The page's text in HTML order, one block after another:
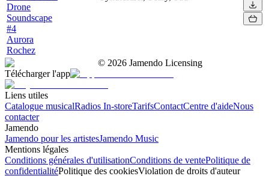
Drone
Soundscape
#4
Aurora
Rochez
© 2026 Jamendo Licensing
Télécharger l'app
Liens utiles
Catalogue musicalRadios In-storeTarifsContactCentre d'aideNous
contacter
Jamendo
Jamendo pour les artistesJamendo Music
Mentions légales
Conditions générales d'utilisationConditions de ventePolitique de
confidentialitéPolitique des cookiesViolation de droits d'auteur